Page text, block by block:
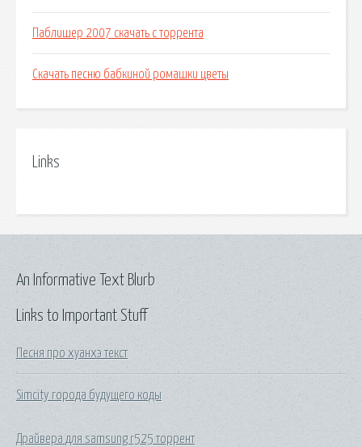
Паблишер 2007 скачать с торрента
Скачать песню бабкиной ромашки цветы
Links
Links to Important Stuff
Песня про хуанхэ текст
Simcity города будущего коды
Драйвера для samsung r525 торрент
An Informative Text Blurb